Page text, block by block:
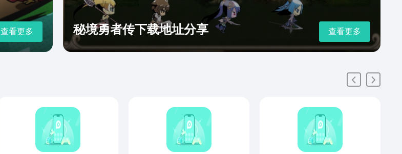
查看更多 秘境勇者传下载地址分享 查看更多